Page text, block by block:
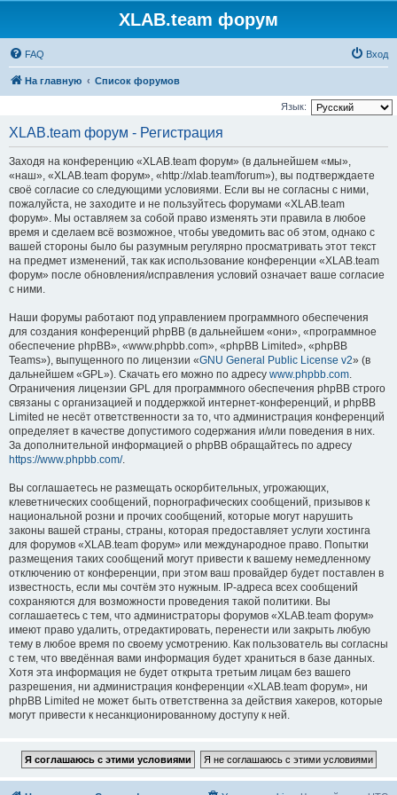
XLAB.team форум
FAQ Вход
На главную Список форумов
Язык:
XLAB.team форум - Регистрация
Заходя на конференцию «XLAB.team форум» (в дальнейшем «мы»,
«наш», «XLAB.team форум», «http://xlab.team/forum»), вы подтверждаете
своё согласие со следующими условиями. Если вы не согласны с ними,
пожалуйста, не заходите и не пользуйтесь форумами «XLAB.team
форум». Мы оставляем за собой право изменять эти правила в любое
время и сделаем всё возможное, чтобы уведомить вас об этом, однако с
вашей стороны было бы разумным регулярно просматривать этот текст
на предмет изменений, так как использование конференции «XLAB.team
форум» после обновления/исправления условий означает ваше согласие
с ними.
Наши форумы работают под управлением программного обеспечения
для создания конференций phpBB (в дальнейшем «они», «программное
обеспечение phpBB», «www.phpbb.com», «phpBB Limited», «phpBB
Teams»), выпущенного по лицензии «GNU General Public License v2» (в
дальнейшем «GPL»). Скачать его можно по адресу www.phpbb.com.
Ограничения лицензии GPL для программного обеспечения phpBB строго
связаны с организацией и поддержкой интернет-конференций, и phpBB
Limited не несёт ответственности за то, что администрация конференций
определяет в качестве допустимого содержания и/или поведения в них.
За дополнительной информацией о phpBB обращайтесь по адресу
https://www.phpbb.com/.
Вы соглашаетесь не размещать оскорбительных, угрожающих,
клеветнических сообщений, порнографических сообщений, призывов к
национальной розни и прочих сообщений, которые могут нарушить
законы вашей страны, страны, которая предоставляет услуги хостинга
для форумов «XLAB.team форум» или международное право. Попытки
размещения таких сообщений могут привести к вашему немедленному
отключению от конференции, при этом ваш провайдер будет поставлен в
известность, если мы сочтём это нужным. IP-адреса всех сообщений
сохраняются для возможности проведения такой политики. Вы
соглашаетесь с тем, что администраторы форумов «XLAB.team форум»
имеют право удалить, отредактировать, перенести или закрыть любую
тему в любое время по своему усмотрению. Как пользователь вы согласны
с тем, что введённая вами информация будет храниться в базе данных.
Хотя эта информация не будет открыта третьим лицам без вашего
разрешения, ни администрация конференции «XLAB.team форум», ни
phpBB Limited не может быть ответственна за действия хакеров, которые
могут привести к несанкционированному доступу к ней.